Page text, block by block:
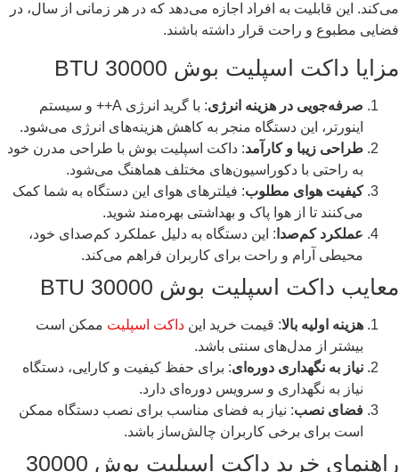
می‌کند. این قابلیت به افراد اجازه می‌دهد که در هر زمانی از سال، در
فضایی مطبوع و راحت قرار داشته باشند.
مزایا داکت اسپلیت بوش 30000 BTU
صرفه‌جویی در هزینه انرژی
: با گرید انرژی A++ و سیستم
اینورتر، این دستگاه منجر به کاهش هزینه‌های انرژی می‌شود.
طراحی زیبا و کارآمد: داکت اسپلیت بوش با طراحی مدرن خود
به راحتی با دکوراسیون‌های مختلف هماهنگ می‌شود.
کیفیت هوای مطلوب: فیلترهای هوای این دستگاه به شما کمک
می‌کنند تا از هوا پاک و بهداشتی بهره‌مند شوید.
عملکرد کم‌صدا : این دستگاه به دلیل عملکرد کم‌صدای خود،
محیطی آرام و راحت برای کاربران فراهم می‌کند.
معایب داکت اسپلیت بوش 30000 BTU
هزینه اولیه بالا: قیمت خرید این داکت اسپلیت ممکن است
بیشتر از مدل‌های سنتی باشد.
نیاز به نگهداری دوره‌ای: برای حفظ کیفیت و کارایی، دستگاه
نیاز به نگهداری و سرویس دوره‌ای دارد.
فضای نصب: نیاز به فضای مناسب برای نصب دستگاه ممکن
است برای برخی کاربران چالش‌ساز باشد.
راهنمای خرید داکت اسپلیت بوش 30000